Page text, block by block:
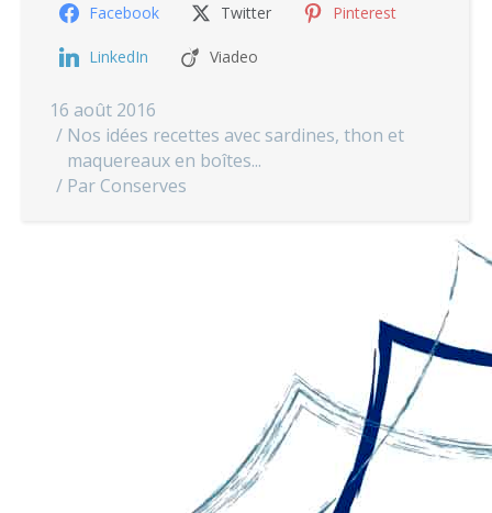
Facebook Twitter Pinterest
LinkedIn Viadeo
16 août 2016
Nos idées recettes avec sardines, thon et
maquereaux en boîtes...
Par Conserves